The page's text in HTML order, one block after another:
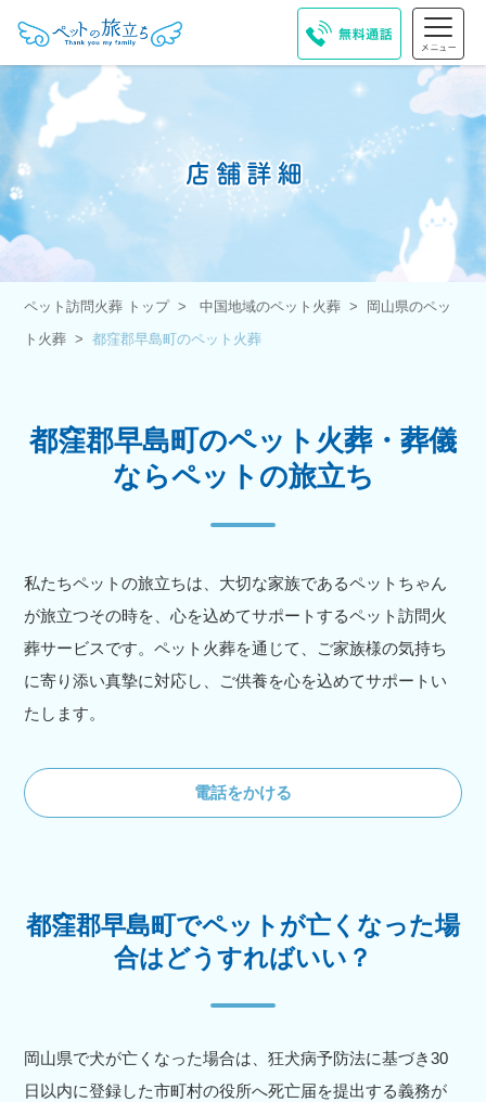
ペット訪問火葬 トップ 中国地域のペット火葬
岡山県のペッ
ト火葬
都窪郡早島町のペット火葬
都窪郡早島町のペット火葬・葬儀
ならペットの旅立ち
私たちペットの旅立ちは、大切な家族であるペットちゃん
が旅立つその時を、心を込めてサポートするペット訪問火
葬サービスです。ペット火葬を通じて、ご家族様の気持ち
に寄り添い真摯に対応し、ご供養を心を込めてサポートい
たします。
電話をかける
都窪郡早島町でペットが亡くなった場
合はどうすればいい？
岡山県で犬が亡くなった場合は、狂犬病予防法に基づき30
日以内に登録した市町村の役所へ死亡届を提出する義務が